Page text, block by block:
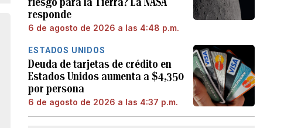
responde
6 de agosto de 2026 a las 4:48 p.m.
ESTADOS UNIDOS
Deuda de tarjetas de crédito en
Estados Unidos aumenta a $4,350
por persona
6 de agosto de 2026 a las 4:37 p.m.